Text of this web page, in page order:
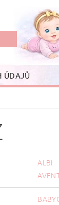
ÚDAJŮ
ALBI